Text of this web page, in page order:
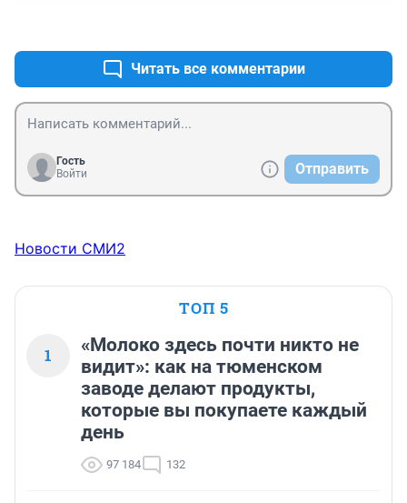
Читать все комментарии
Гость
Войти
Отправить
Новости СМИ2
ТОП 5
1
«Молоко здесь почти никто не
видит»: как на тюменском
заводе делают продукты,
которые вы покупаете каждый
день
97 184 132